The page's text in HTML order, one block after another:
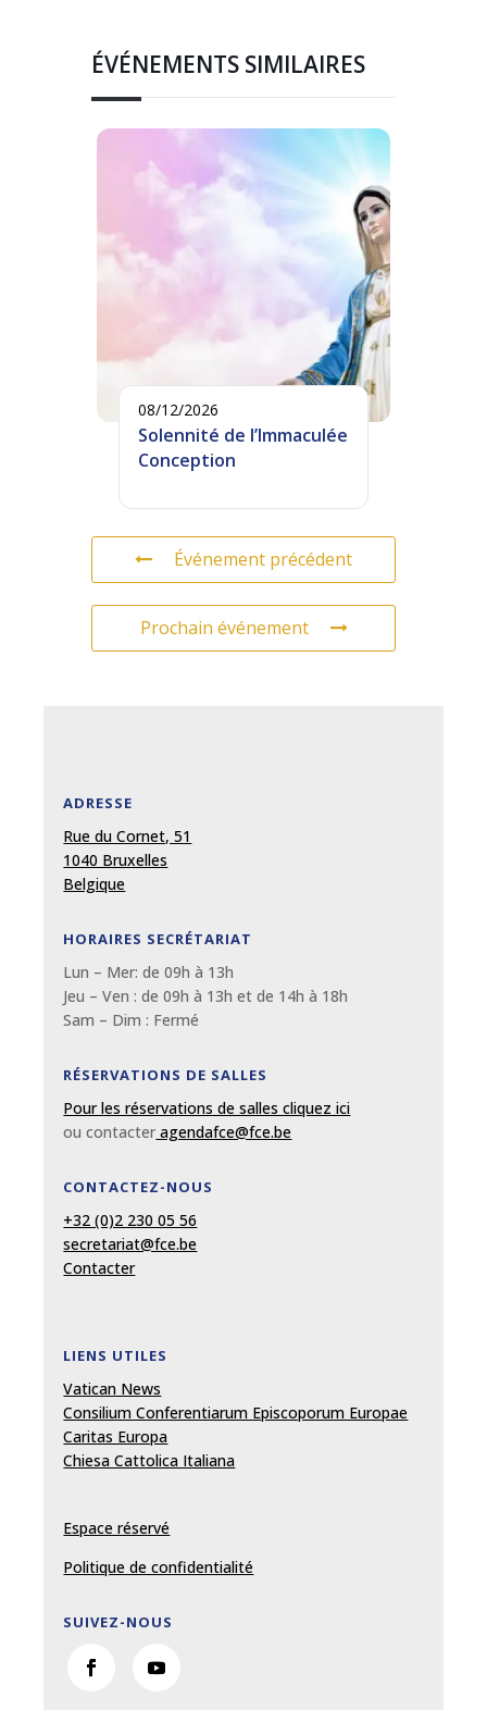
ÉVÉNEMENTS SIMILAIRES
08/12/2026
Solennité de l’Immaculée
Conception
Événement précédent
Prochain événement
ADRESSE
Rue du Cornet, 51
1040 Bruxelles
Belgique
HORAIRES SECRÉTARIAT
Lun – Mer: de 09h à 13h
Jeu – Ven : de 09h à 13h et de 14h à 18h
Sam – Dim : Fermé
RÉSERVATIONS DE SALLES
Pour les réservations de salles cliquez ici
ou contacter agendafce@fce.be
CONTACTEZ-NOUS
+32 (0)2 230 05 56
secretariat@fce.be
Contacter
LIENS UTILES
Vatican News
Consilium Conferentiarum Episcoporum Europae
Caritas Europa
Chiesa Cattolica Italiana
Espace réservé
Politique de confidentialité
SUIVEZ-NOUS